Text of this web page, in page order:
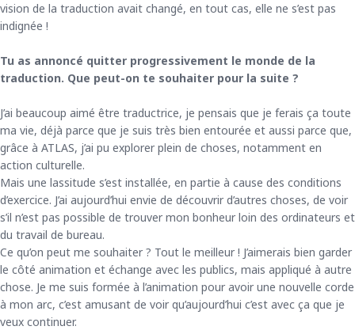
vision de la traduction avait changé, en tout cas, elle ne s’est pas
indignée !
Tu as annoncé quitter progressivement le monde de la
traduction. Que peut-on te souhaiter pour la suite ?
J’ai beaucoup aimé être traductrice, je pensais que je ferais ça toute
ma vie, déjà parce que je suis très bien entourée et aussi parce que,
grâce à ATLAS, j’ai pu explorer plein de choses, notamment en
action culturelle.
Mais une lassitude s’est installée, en partie à cause des conditions
d’exercice. J’ai aujourd’hui envie de découvrir d’autres choses, de voir
s’il n’est pas possible de trouver mon bonheur loin des ordinateurs et
du travail de bureau.
Ce qu’on peut me souhaiter ? Tout le meilleur ! J’aimerais bien garder
le côté animation et échange avec les publics, mais appliqué à autre
chose. Je me suis formée à l’animation pour avoir une nouvelle corde
à mon arc, c’est amusant de voir qu’aujourd’hui c’est avec ça que je
veux continuer.